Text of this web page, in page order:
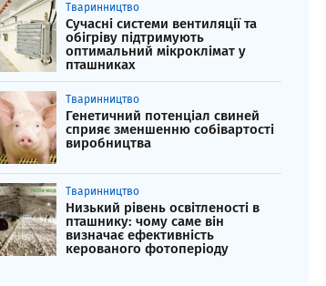
Тваринництво
Сучасні системи вентиляції та
обігріву підтримують
оптимальний мікроклімат у
пташниках
Тваринництво
Генетичний потенціал свиней
сприяє зменшенню собівартості
виробництва
Тваринництво
Низький рівень освітленості в
пташнику: чому саме він
визначає ефективність
керованого фотоперіоду